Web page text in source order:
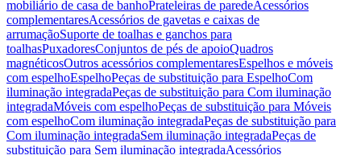
mobiliário de casa de banhoPrateleiras de paredeAcessórios
complementaresAcessórios de gavetas e caixas de
arrumaçãoSuporte de toalhas e ganchos para
toalhasPuxadoresConjuntos de pés de apoioQuadros
magnéticosOutros acessórios complementaresEspelhos e móveis
com espelhoEspelhoPeças de substituição para EspelhoCom
iluminação integradaPeças de substituição para Com iluminação
integradaMóveis com espelhoPeças de substituição para Móveis
com espelhoCom iluminação integradaPeças de substituição para
Com iluminação integradaSem iluminação integradaPeças de
substituição para Sem iluminação integradaAcessórios